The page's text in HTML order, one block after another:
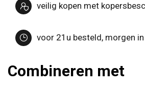
veilig kopen met
voor 21u besteld, morgen
Combineren met